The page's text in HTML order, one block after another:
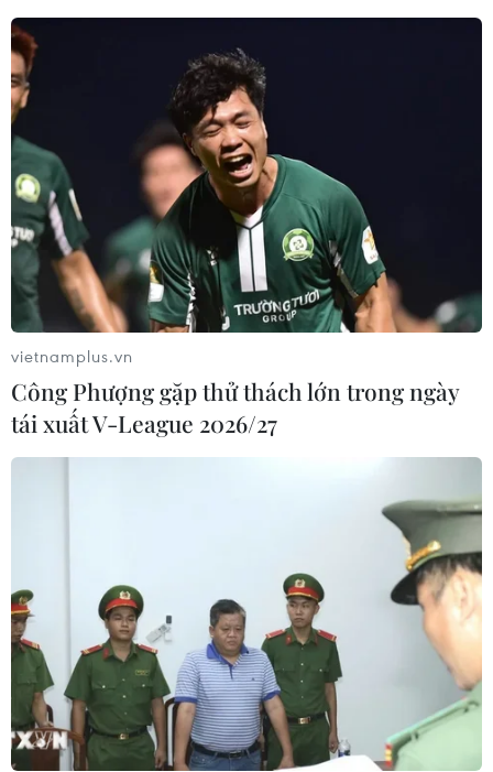
vietnamplus.vn
Công Phượng gặp thử thách lớn trong ngày
tái xuất V-League 2026/27